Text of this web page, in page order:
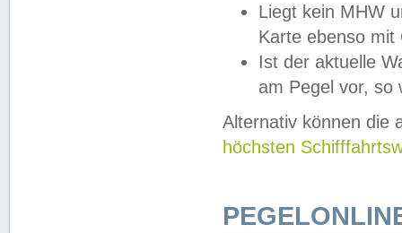
Liegt kein MHW
Karte ebenso mit
Ist der aktuelle
am Pegel vor,
Alternativ können die
höchsten